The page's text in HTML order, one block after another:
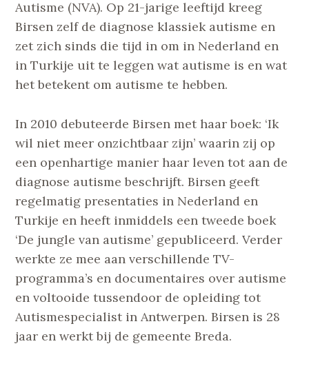
Autisme (NVA). Op 21-jarige leeftijd kreeg
Birsen zelf de diagnose klassiek autisme en
zet zich sinds die tijd in om in Nederland en
in Turkije uit te leggen wat autisme is en wat
het betekent om autisme te hebben.
In 2010 debuteerde Birsen met haar boek: ‘Ik
wil niet meer onzichtbaar zijn’ waarin zij op
een openhartige manier haar leven tot aan de
diagnose autisme beschrijft. Birsen geeft
regelmatig presentaties in Nederland en
Turkije en heeft inmiddels een tweede boek
‘De jungle van autisme’ gepubliceerd. Verder
werkte ze mee aan verschillende TV-
programma’s en documentaires over autisme
en voltooide tussendoor de opleiding tot
Autismespecialist in Antwerpen. Birsen is 28
jaar en werkt bij de gemeente Breda.